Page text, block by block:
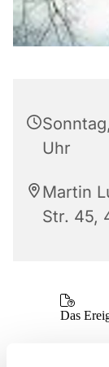
Uhr
Martin
Str. 45,